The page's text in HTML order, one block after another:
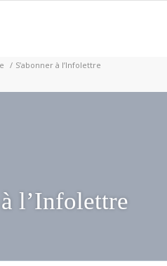
/ S’abonner à l’Infolettre
l’Infolettre